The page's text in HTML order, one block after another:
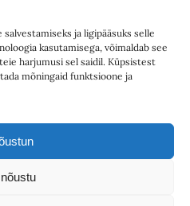
ja ligipääsuks selle
kasutamisega, võimaldab see
harjumusi sel saidil. Küpsistest
mõningaid funktsioone ja